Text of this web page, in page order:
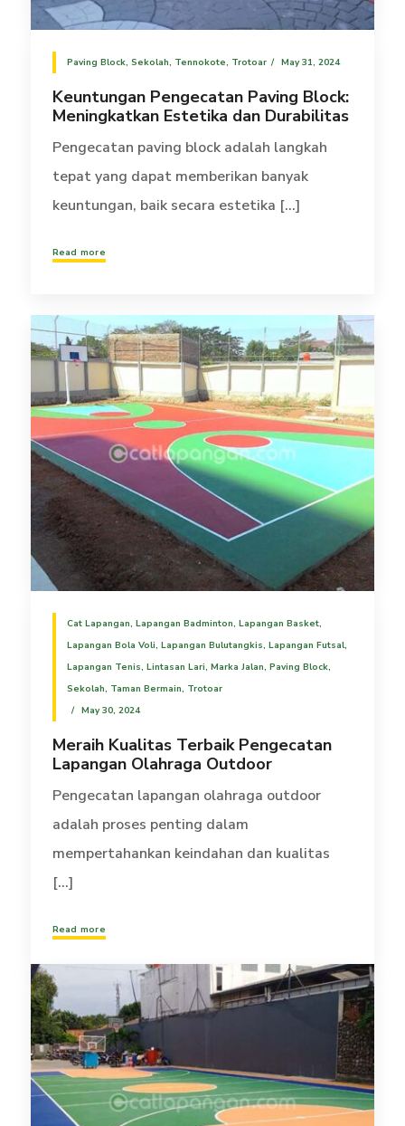
Paving Block, Sekolah, Tennokote, Trotoar May 31, 2024
Keuntungan Pengecatan Paving Block:
Meningkatkan Estetika dan Durabilitas
Pengecatan paving block adalah langkah
tepat yang dapat memberikan banyak
keuntungan, baik secara estetika [...]
Read more
Cat Lapangan, Lapangan Badminton, Lapangan Basket,
Lapangan Bola Voli, Lapangan Bulutangkis, Lapangan Futsal,
Lapangan Tenis, Lintasan Lari, Marka Jalan, Paving Block,
Sekolah, Taman Bermain, Trotoar
May 30, 2024
Meraih Kualitas Terbaik Pengecatan
Lapangan Olahraga Outdoor
Pengecatan lapangan olahraga outdoor
adalah proses penting dalam
mempertahankan keindahan dan kualitas
[...]
Read more